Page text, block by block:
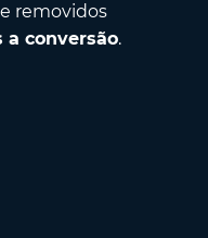
removidos
a conversão.